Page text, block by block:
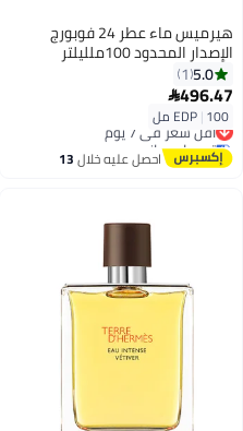
هيرميس ماء عطر 24 فوبورج
الإصدار المحدود 100ملليلتر
5.0
1
496.47
EDP|100 ملأقل سعر في 7 يوم
توصيل مجاني
أقل سعر في 7 يوماحصل عليه خلال13